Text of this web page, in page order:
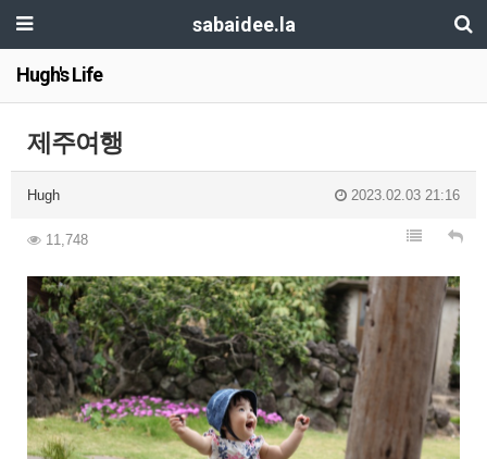
sabaidee.la
Hugh's Life
제주여행
Hugh 2023.02.03 21:16
11,748